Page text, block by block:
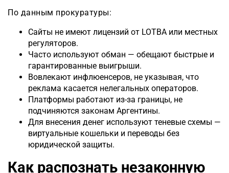
По данным прокуратуры:
Сайты не имеют лицензий от LOTBA или местных
регуляторов.
Часто используют обман — обещают быстрые и
гарантированные выигрыши.
Вовлекают инфлюенсеров, не указывая, что
реклама касается нелегальных операторов.
Платформы работают из-за границы, не
подчиняются законам Аргентины.
Для внесения денег используют теневые схемы —
виртуальные кошельки и переводы без
юридической защиты.
Как распознать незаконную